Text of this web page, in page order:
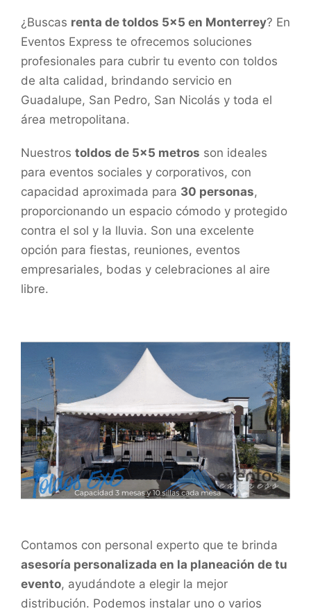
¿Buscas renta de toldos 5×5 en Monterrey? En
Eventos Express te ofrecemos soluciones
profesionales para cubrir tu evento con toldos
de alta calidad, brindando servicio en
Guadalupe, San Pedro, San Nicolás y toda el
área metropolitana.
Nuestros toldos de 5×5 metros son ideales
para eventos sociales y corporativos, con
capacidad aproximada para 30 personas,
proporcionando un espacio cómodo y protegido
contra el sol y la lluvia. Son una excelente
opción para fiestas, reuniones, eventos
empresariales, bodas y celebraciones al aire
libre.
Contamos con personal experto que te brinda
asesoría personalizada en la planeación de tu
evento, ayudándote a elegir la mejor
distribución. Podemos instalar uno o varios